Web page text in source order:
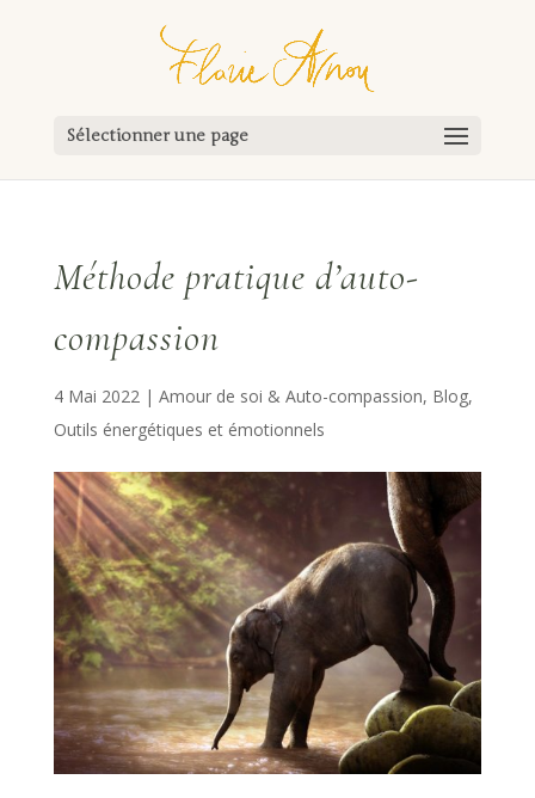
Sélectionner une page
Méthode pratique d’auto-
compassion
4 Mai 2022| Amour de soi & Auto-compassion, Blog,
Outils énergétiques et émotionnels